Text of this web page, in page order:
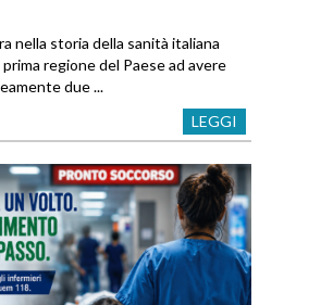
nella storia della sanità italiana
regione del Paese ad avere
due ...
LEGGI